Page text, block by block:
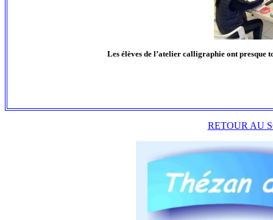
Les élèves de l’atelier calligraphie ont presque
RETOUR AU